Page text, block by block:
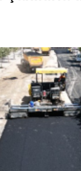
bir hayat: